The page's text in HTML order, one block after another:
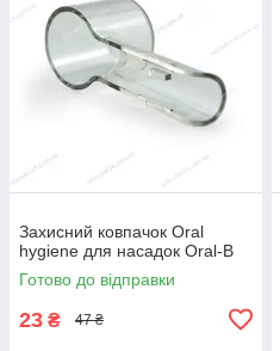
Захисний ковпачок Oral
hygiene для насадок Oral-B
Готово до відправки
23 ₴ 47 ₴